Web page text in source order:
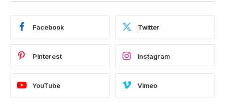
Facebook Twitter
Pinterest Instagram
YouTube Vimeo